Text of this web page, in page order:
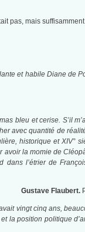
pas, mais
et habile Diane de
bleu et cerise. S’il
avec quantité de
historique et XIV°
la momie de
l’étrier de
Gustave Flaubert.
vingt cinq ans,
la position politique